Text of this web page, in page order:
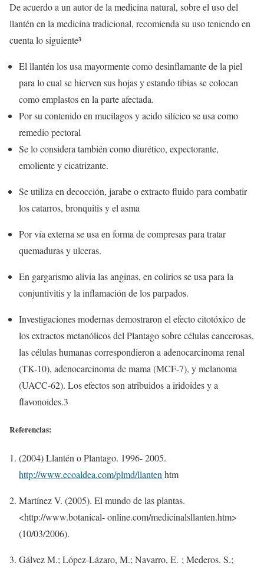
De acuerdo a un autor de la medicina natural, sobre el uso del
llantén en la medicina tradicional, recomienda su uso teniendo en
cuenta lo siguiente³
El llantén los usa mayormente como desinflamante de la piel
para lo cual se hierven sus hojas y estando tibias se colocan
como emplastos en la parte afectada.
Por su contenido en mucilagos y acido silícico se usa como
remedio pectoral
Se lo considera también como diurético, expectorante,
emoliente y cicatrizante.
Se utiliza en decocción, jarabe o extracto fluido para combatir
los catarros, bronquitis y el asma
Por vía externa se usa en forma de compresas para tratar
quemaduras y ulceras.
En gargarismo alivia las anginas, en colirios se usa para la
conjuntivitis y la inflamación de los parpados.
Investigaciones modernas demostraron el efecto citotóxico de
los extractos metanólicos del Plantago sobre células cancerosas,
las células humanas correspondieron a adenocarcinoma renal
(TK-10), adenocarcinoma de mama (MCF-7), y melanoma
(UACC-62). Los efectos son atribuidos a iridoides y a
flavonoides.3​
Referencias:
(2004) Llantén o Plantago. 1996- 2005.
http://www.ecoaldea.com/plmd/llantenhtm
Martínez V. (2005). El mundo de las plantas.
<http://www.botanical- online.com/medicinalsllanten.htm>
(10/03/2006).
Gálvez M.; López-Lázaro, M.; Navarro, E. ; Mederos. S.;